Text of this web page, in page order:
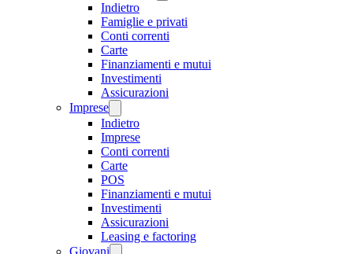
Indietro
Famiglie e privati
Conti correnti
Carte
Finanziamenti e mutui
Investimenti
Assicurazioni
Imprese
Indietro
Imprese
Conti correnti
Carte
POS
Finanziamenti e mutui
Investimenti
Assicurazioni
Leasing e factoring
Giovani